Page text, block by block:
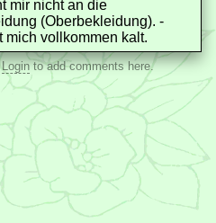
mir nicht an die
(Oberbekleidung). -
mich vollkommen kalt.
Loginto add comments here.